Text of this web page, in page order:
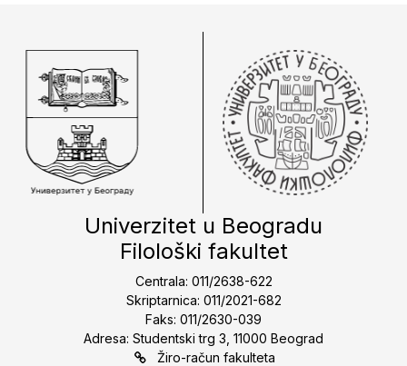
Univerzitet u Beogradu
Filološki fakultet
Centrala: 011/2638-622
Skriptarnica: 011/2021-682
Faks: 011/2630-039
Adresa: Studentski trg 3, 11000 Beograd
Žiro-račun fakulteta